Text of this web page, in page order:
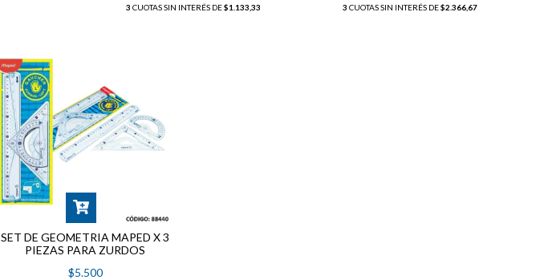
3 CUOTAS SIN INTERÉS DE$1.133,33 3 CUOTAS SIN INTERÉS DE$2.366,67
SET DE GEOMETRIA MAPED X 3
PIEZAS PARA ZURDOS
$5.500